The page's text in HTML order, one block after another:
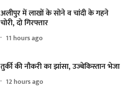
अलीपुर में लाखों के सोने व चांदी के गहने
चोरी, दो गिरफ्तार
11 hours ago
तुर्की की नौकरी का झांसा, उज्बेकिस्तान भेजा
12 hours ago